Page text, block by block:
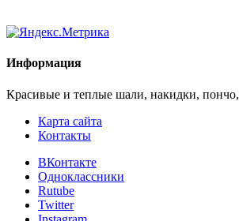
Информация
Красивые и теплые шали, накидки,
Карта сайта
Контакты
ВКонтакте
Одноклассники
Rutube
Twitter